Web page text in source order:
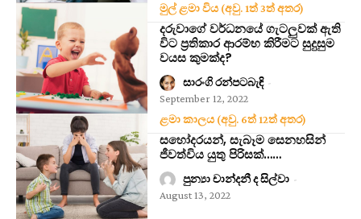
මුල් ළමා විය (අවු. 1ත් 3ත් අතර)
දරුවාගේ වර්ධනයේ ගැටලුවක් ඇති
විට ප්‍රතිකාර ආරම්භ කිරීමට සුදුසුම
වයස කුමක්ද?
සාරංගි රන්පටබැඳි -
September 12, 2022
ළමා කාලය (අවු. 6ත් 12ත් අතර)
සහෝදරයන්, සැබෑම සෙනහසින්
ජීවත්විය යුතු පිරිසක්……
පුන්‍යා චාන්දනී ද සිල්වා -
August 13, 2022